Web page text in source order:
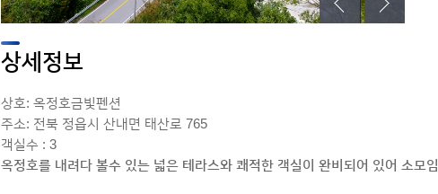
상세정보
상호: 옥정호금빛펜션
주소: 전북 정읍시 산내면 태산로 765
객실수 : 3
옥정호를 내려다 볼수 있는 넓은 테라스와 쾌적한 객실이 완비되어 있어 소모